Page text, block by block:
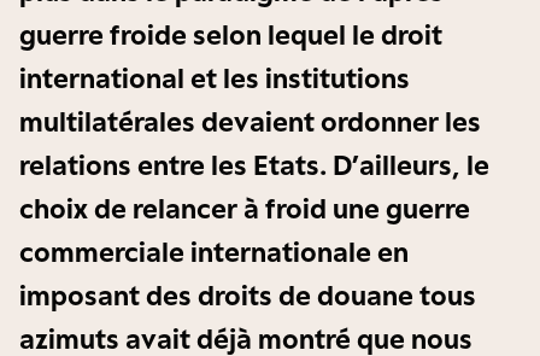
guerre froide selon lequel le droit
international et les institutions
multilatérales devaient ordonner les
relations entre les Etats. D’ailleurs, le
choix de relancer à froid une guerre
commerciale internationale en
imposant des droits de douane tous
azimuts avait déjà montré que nous